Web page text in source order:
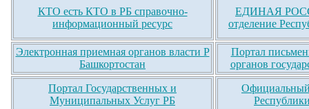
КТО есть КТО в РБ справочно-
информационный ресурс
ЕДИНАЯ
отделение
Электронная приемная органов власти Р
Башкортостан
Портал
органов
Портал Государственных и
Муниципальных Услуг РБ
Официальный